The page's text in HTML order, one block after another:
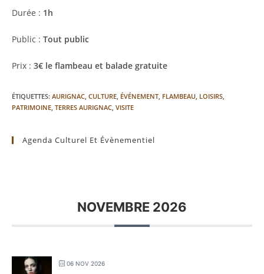
Durée : 1h
Public : Tout public
Prix : 3€ le flambeau et balade gratuite
ÉTIQUETTES: AURIGNAC CULTURE ÉVÉNEMENT FLAMBEAU LOISIRS
PATRIMOINE TERRES AURIGNAC VISITE
Agenda Culturel Et Évènementiel
NOVEMBRE 2026
06 NOV 2026